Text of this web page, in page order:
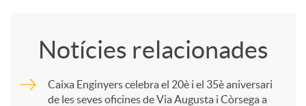
Notícies relacionades
Caixa Enginyers celebra el 20è i el 35è aniversari
de les seves oficines de Via Augusta i Còrsega a